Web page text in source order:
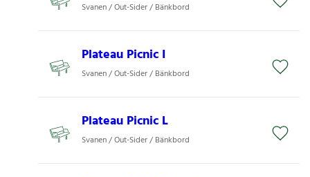
Svanen / Out-Sider / Bänkbord
Plateau Picnic I
Svanen / Out-Sider / Bänkbord
Plateau Picnic L
Svanen / Out-Sider / Bänkbord